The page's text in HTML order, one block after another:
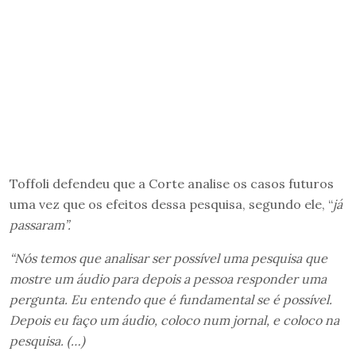
Toffoli defendeu que a Corte analise os casos futuros
uma vez que os efeitos dessa pesquisa, segundo ele, “já
passaram”.
“Nós temos que analisar ser possível uma pesquisa que
mostre um áudio para depois a pessoa responder uma
pergunta. Eu entendo que é fundamental se é possível.
Depois eu faço um áudio, coloco num jornal, e coloco na
pesquisa. (…)